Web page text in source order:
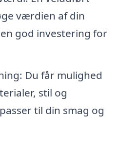
værdien af din
god investering for
Du får mulighed
stil og
til din smag og